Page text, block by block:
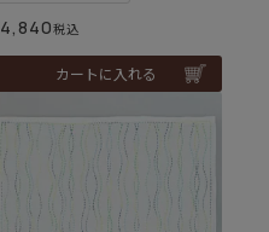
4,840税込
カートに入れる